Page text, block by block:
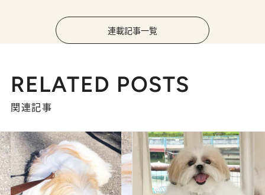
連載記事一覧
RELATED POSTS
関連記事